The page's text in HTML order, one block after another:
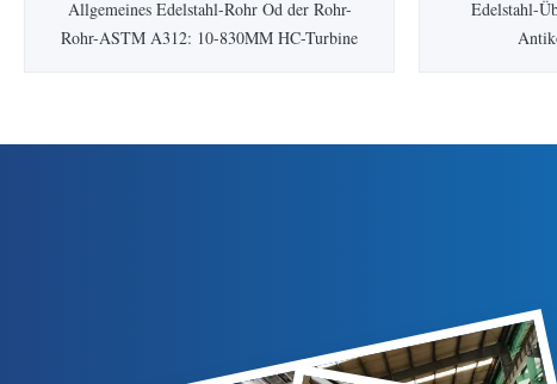
Allgemeines Edelstahl-Rohr Od der Rohr-
Rohr-ASTM A312: 10-830MM HC-Turbine
Fertigungsstraße,
Edelstahl-
Arten